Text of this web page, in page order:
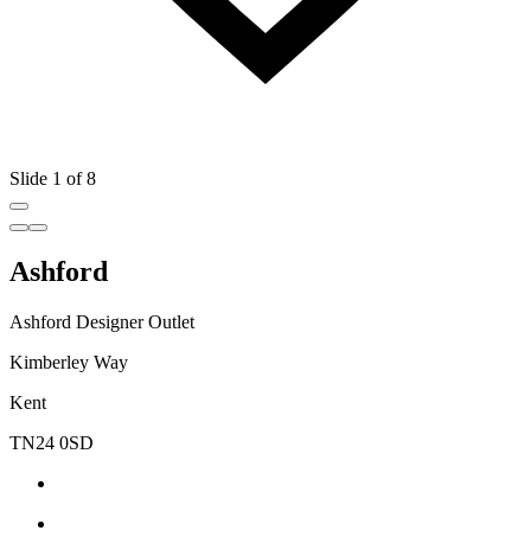
Slide 1 of 8
Ashford
Ashford Designer Outlet
Kimberley Way
Kent
TN24 0SD